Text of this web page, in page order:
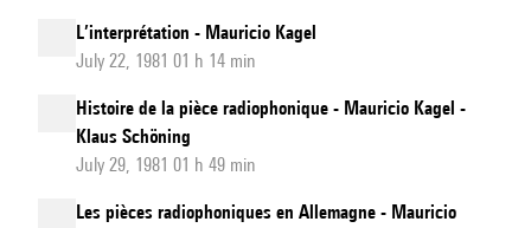
L’interprétation - Mauricio Kagel
July 22, 1981 01 h 14 min
Histoire de la pièce radiophonique - Mauricio Kagel -
Klaus Schöning
July 29, 1981 01 h 49 min
Les pièces radiophoniques en Allemagne - Mauricio